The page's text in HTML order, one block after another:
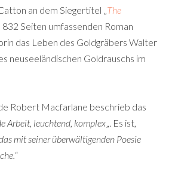
an dem Siegertitel „ The
832 Seiten umfassenden Roman
das Leben des Goldgräbers Walter
neuseeländischen Goldrauschs im
Robert Macfarlane beschrieb das
Arbeit, leuchtend, komplex „. Es ist,
mit seiner überwältigenden Poesie
“